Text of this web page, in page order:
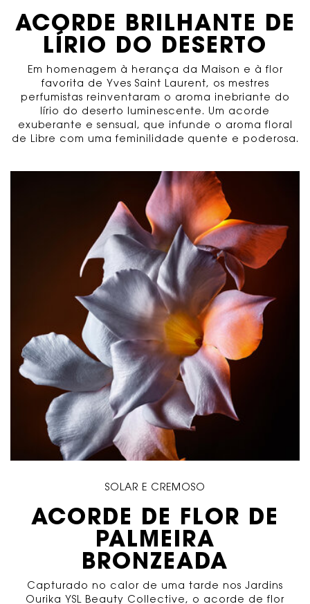
ACORDE BRILHANTE DE
LÍRIO DO DESERTO
Em homenagem à herança da Maison e à flor
favorita de Yves Saint Laurent, os mestres
perfumistas reinventaram o aroma inebriante do
lírio do deserto luminescente. Um acorde
exuberante e sensual, que infunde o aroma floral
de Libre com uma feminilidade quente e poderosa.
SOLAR E CREMOSO
ACORDE DE FLOR DE
PALMEIRA
BRONZEADA
Capturado no calor de uma tarde nos Jardins
Ourika YSL Beauty Collective, o acorde de flor